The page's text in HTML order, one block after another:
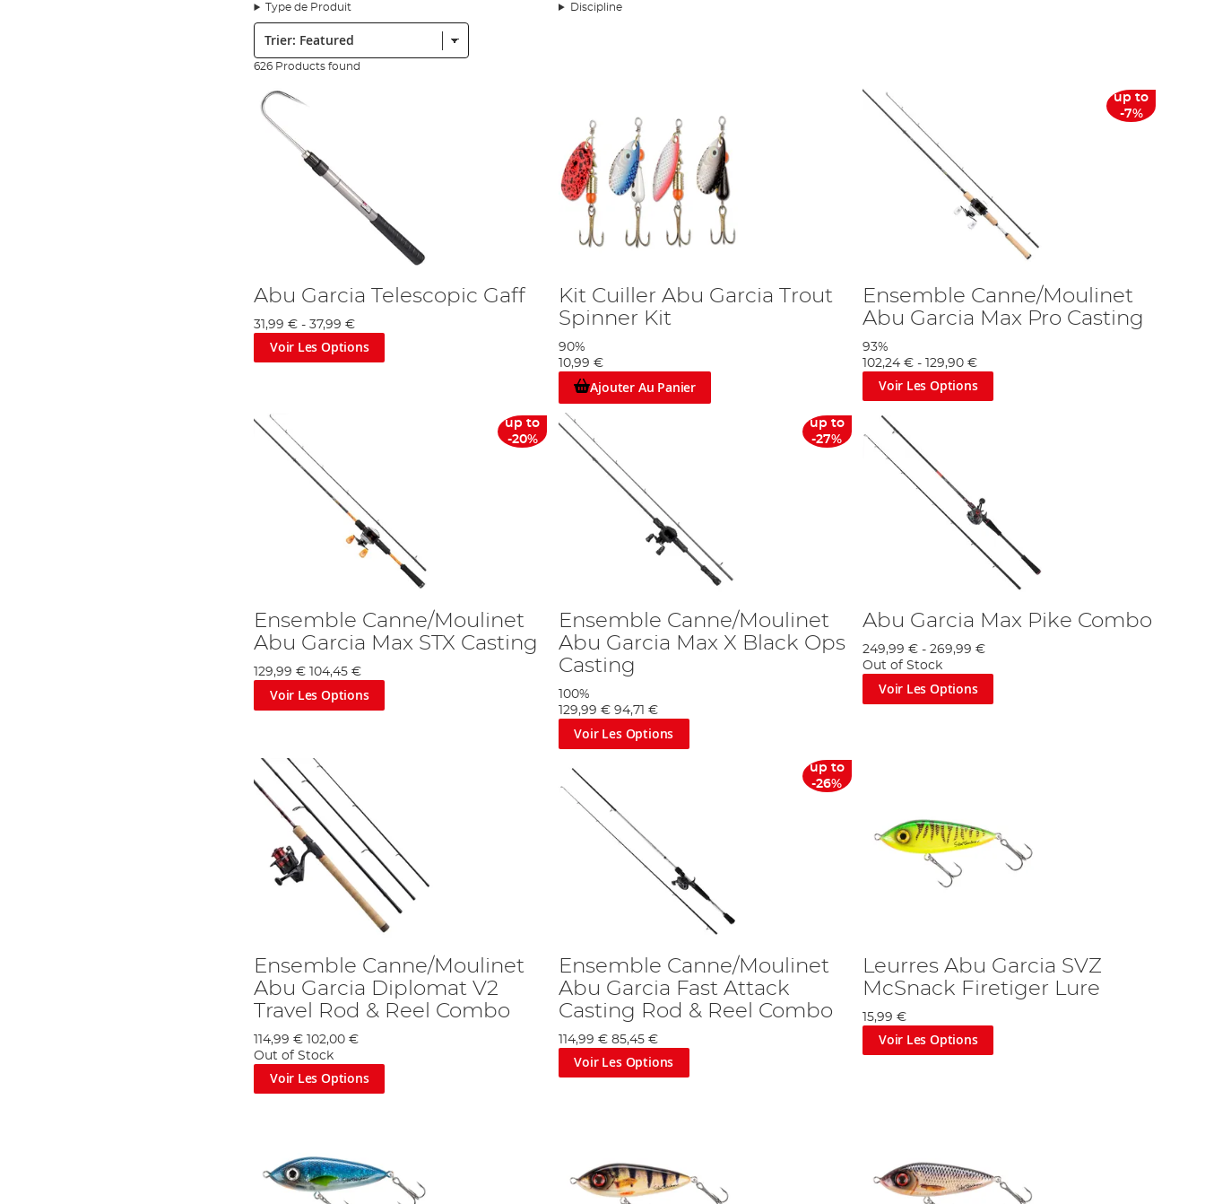
la pêche. C'est toujours l'un des moulinets de pêche le plus précis jamais fabriqué, et une version améliorée du moulinet est toujours en vente aujourd'hui. Le moulinet amélioré dispose de la technologie
Carbon Matrix Drag, qui représente le dispositif de dragage le plus durable sur le marché.
un titre présenté à ces fabricants de marque qui dépassent constamment les attentes en termes de qualité et d'artisanat. En 1984, la société a fusionné avec la société de distribution américaine Garcia, et
Le lancement du moulinet Revo en 2006 a encore une fois changé le visage de la fabrication de moulinets tel que nous le connaissons. Ce modèle est le moulinet discret le plus fin et le plus rapide jamais
fabriqué par Abu Garcia, et il continue à être un best-seller auprès des milliers de pêcheurs dans le monde entier qui lui font confiance pour les aider à ramener leurs prises. Tous les moulinets Revo sont
fabriqués avec un alliage d'aluminium X-Craftic. Cet alliage offre la meilleure résistance à la corrosion disponible sur le marché et est inégalé au sein de l'industrie de la fabrication de moulinets. Le moulinet
Orra est né du Revo et utilise la même technologie, mais dans une gamme élégante qui offre un excellent rapport qualité-prix.
En 2013, Abu Garcia a publié un documentaire de 45 minutes intitulé « Pour la vie : l'histoire d'Abu Garcia ». Ce documentaire relate l'histoire de l'une des marques la plus emblématique du secteur de la
pêche et a donné à l'entreprise son nouveau slogan. Le documentaire commence par une idée puissante : ce qui rend la pêche spéciale, c'est que vous soyez cadre ou éboueur, au bord de la rivière, vous
êtes égaux. Il présente également des histoires avec Henning Karlson, un employé d'Abu Garcia en 1940, au cours de leur dernière année de production horlogère. Karlson est toujours bénévole au musée
ABU, ce qui démontre sa loyauté et son dévouement à l'égard de l'entreprise. Vous pouvez regarder l'intégralité du documentaire sur la chaîne YouTube d'Abu Garcia, qui met également en avant des
La mission d'Abu Garcia est de créer le matériel de pêche le plus précis et le plus durable sur le marché, avec des moulinets tels que les modèles Ambassadeur, Revo, Black Max et Orra, et aujourd'hui, avec
une gamme impressionnante de leurres pour compléter sa gamme de cannes casting et de moulinets, Abu Garcia est gagnant à tous les coups.
Angling Direct : Serious about your fishing...
Type de Produit Discipline
Trier:
626 Products found
Abu Garcia Telescopic Gaff
31,99 € -37,99 €
Voir Les Options
Kit Cuiller Abu Garcia Trout
Spinner Kit
90%
10,99 €
Ajouter Au Panier
up to
-7%
Ensemble Canne/Moulinet
Abu Garcia Max Pro Casting
93%
102,24 € -129,90 €
Voir Les Options
up to
-20%
Ensemble Canne/Moulinet
Abu Garcia Max STX Casting
129,99 € 104,45 €
Voir Les Options
up to
-27%
Ensemble Canne/Moulinet
Abu Garcia Max X Black Ops
Casting
100%
129,99 € 94,71 €
Voir Les Options
Abu Garcia Max Pike Combo
249,99 € -269,99 €
Out of Stock
Voir Les Options
Ensemble Canne/Moulinet
Abu Garcia Diplomat V2
Travel Rod & Reel Combo
114,99 € 102,00 €
Out of Stock
Voir Les Options
up to
-26%
Ensemble Canne/Moulinet
Abu Garcia Fast Attack
Casting Rod & Reel Combo
114,99 € 85,45 €
Voir Les Options
Leurres Abu Garcia SVZ
McSnack Firetiger Lure
15,99 €
Voir Les Options